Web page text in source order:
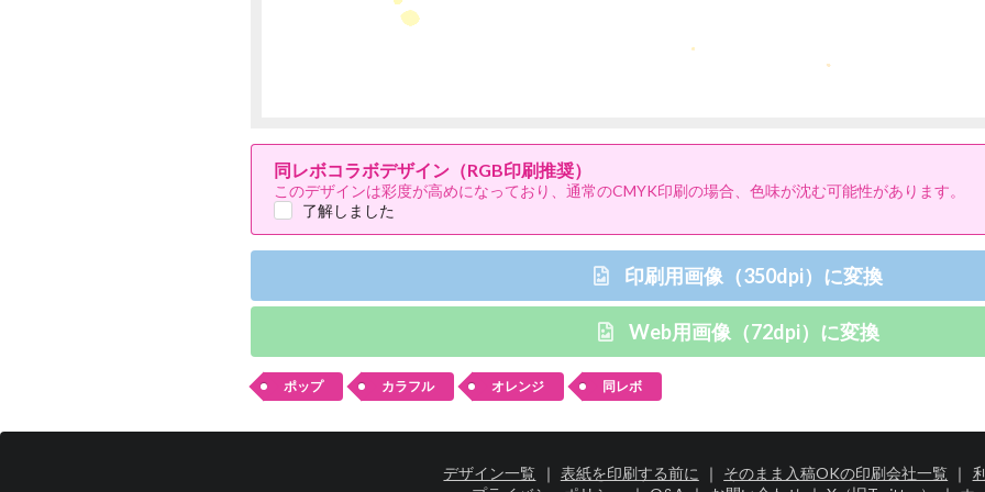
同レボコラボデザイン（RGB印刷推奨）
このデザインは彩度が高めになっており、通常のCMYK印刷の場合、色味が沈む可能性があります。
了解しました
印刷用画像（350dpi）に変換
Web用画像（72dpi）に変換
ポップ カラフル オレンジ 同レボ
デザイン一覧 ｜ 表紙を印刷する前に ｜ そのまま入稿OKの印刷会社一覧 ｜